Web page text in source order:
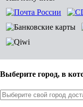
Выберите город, в